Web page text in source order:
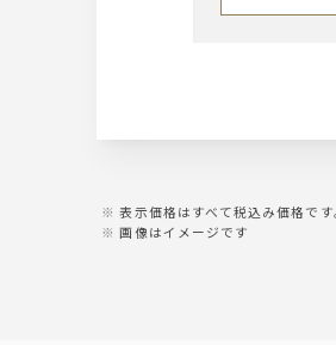
ノンア
アイル
サワー
・梅干し
表示価格はすべて税込み価格です
画像はイメージです